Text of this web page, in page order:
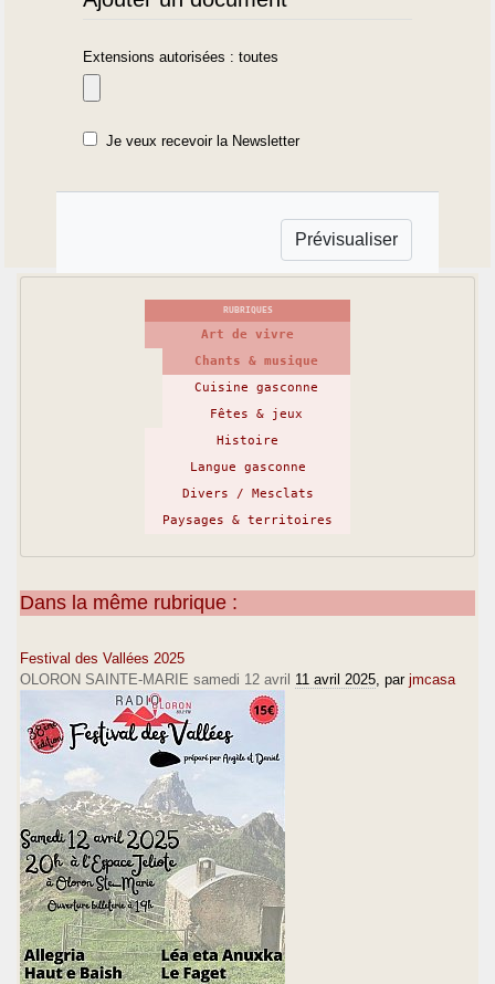
Extensions autorisées : toutes
Je veux recevoir la Newsletter
RUBRIQUES
Art de vivre
Chants & musique
Cuisine gasconne
Fêtes & jeux
Histoire
Langue gasconne
Divers / Mesclats
Paysages & territoires
Dans la même rubrique :
Festival des Vallées 2025
OLORON SAINTE-MARIE samedi 12 avril 11 avril 2025 , par jmcasa